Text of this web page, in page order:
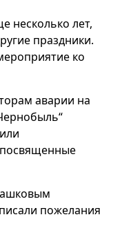
несколько лет,
праздники.
ко
аварии на
посвященные
пожелания